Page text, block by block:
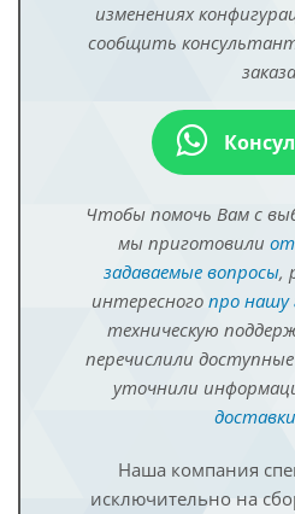
изменениях
сообщить
Чтобы помочь Вам с
мы приготовили
задаваемые вопросы,
интересного про
техническую
перечислили доступные
уточнили
Наша компания
исключительно на